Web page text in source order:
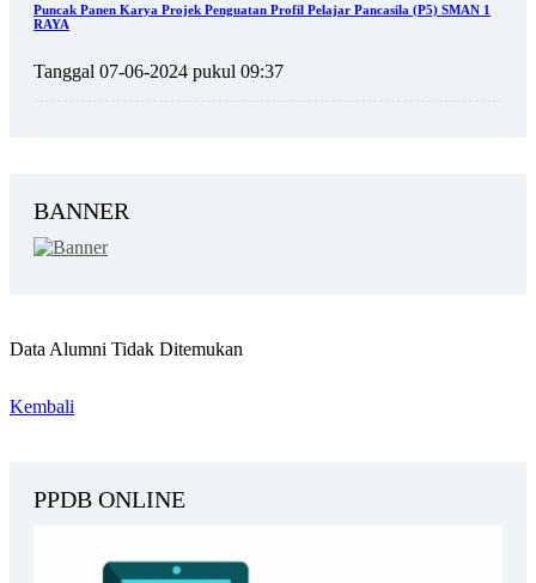
Puncak Panen Karya Projek Penguatan Profil Pelajar Pancasila (P5) SMAN 1
RAYA
Tanggal 07-06-2024 pukul 09:37
BANNER
Data Alumni Tidak Ditemukan
Kembali
PPDB ONLINE